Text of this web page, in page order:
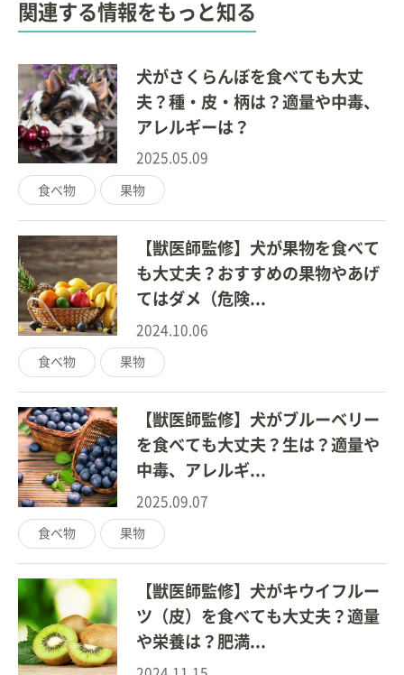
関連する情報をもっと知る
犬がさくらんぼを食べても大丈
夫？種・皮・柄は？適量や中毒、
アレルギーは？
2025.05.09
食べ物 果物
【獣医師監修】犬が果物を食べて
も大丈夫？おすすめの果物やあげ
てはダメ（危険...
2024.10.06
食べ物 果物
【獣医師監修】犬がブルーベリー
を食べても大丈夫？生は？適量や
中毒、アレルギ...
2025.09.07
食べ物 果物
【獣医師監修】犬がキウイフルー
ツ（皮）を食べても大丈夫？適量
や栄養は？肥満...